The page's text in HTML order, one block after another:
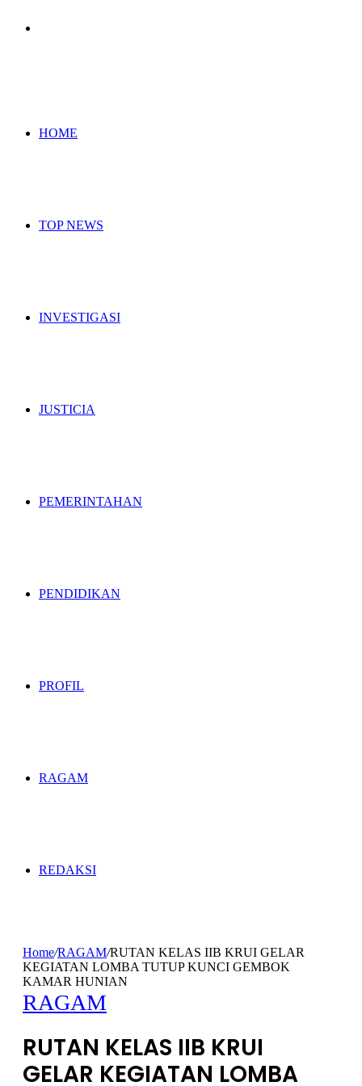
HOME
TOP NEWS
INVESTIGASI
JUSTICIA
PEMERINTAHAN
PENDIDIKAN
PROFIL
RAGAM
REDAKSI
Home/RAGAM/RUTAN KELAS IIB KRUI GELAR
KEGIATAN LOMBA TUTUP KUNCI GEMBOK
KAMAR HUNIAN
RAGAM
RUTAN KELAS IIB KRUI
GELAR KEGIATAN LOMBA